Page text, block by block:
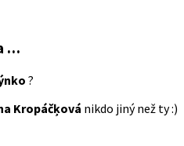
…
?
Kropáčķová nikdo jiný než ty :)